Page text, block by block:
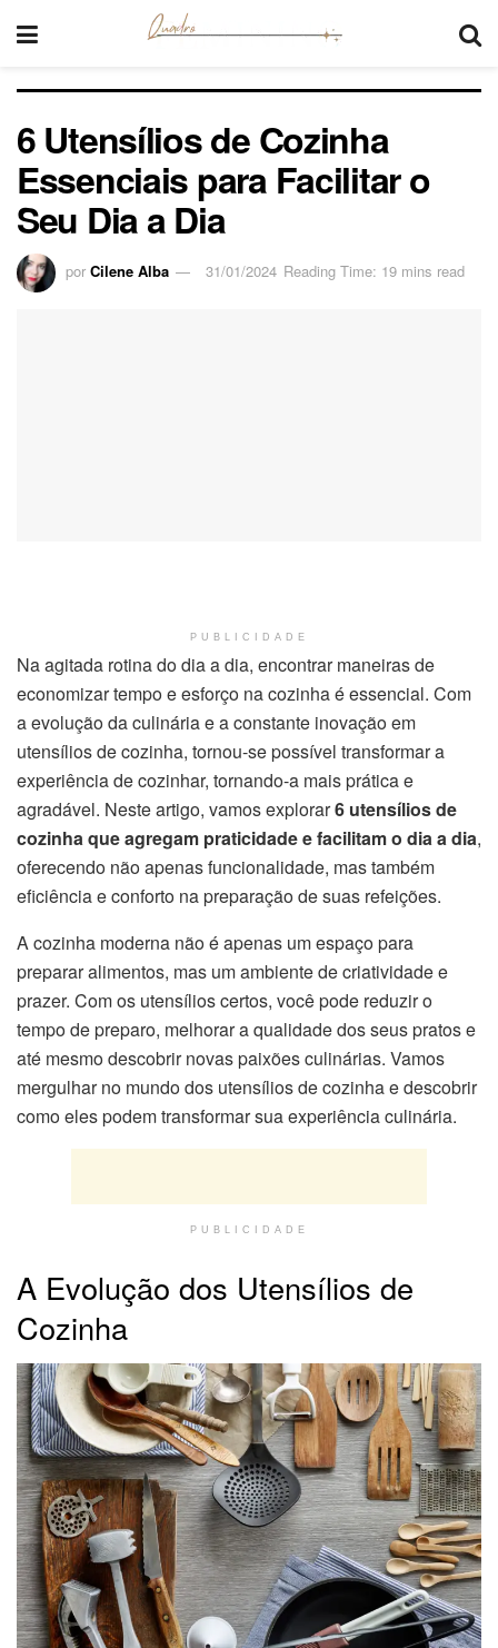
6 Utensílios de Cozinha
Essenciais para Facilitar o
Seu Dia a Dia
por Cilene Alba 31/01/2024 Reading Time: 19 mins read
PUBLICIDADE
Na agitada rotina do dia a dia, encontrar maneiras de
economizar tempo e esforço na cozinha é essencial. Com
a evolução da culinária e a constante inovação em
utensílios de cozinha, tornou-se possível transformar a
experiência de cozinhar, tornando-a mais prática e
agradável. Neste artigo, vamos explorar6 utensílios de
cozinha que agregam praticidade e facilitam o dia a dia,
oferecendo não apenas funcionalidade, mas também
eficiência e conforto na preparação de suas refeições.
A cozinha moderna não é apenas um espaço para
preparar alimentos, mas um ambiente de criatividade e
prazer. Com os utensílios certos, você pode reduzir o
tempo de preparo, melhorar a qualidade dos seus pratos e
até mesmo descobrir novas paixões culinárias. Vamos
mergulhar no mundo dos utensílios de cozinha e descobrir
como eles podem transformar sua experiência culinária.
PUBLICIDADE
A Evolução dos Utensílios de
Cozinha